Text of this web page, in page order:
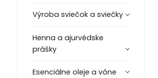
Výroba sviečok a sviečky
Henna a ajurvédske
prášky
Esenciálne oleje a vône